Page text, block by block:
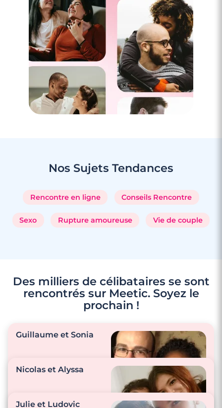
3 minutes
Nos Sujets Tendances
Rencontre en ligne Conseils Rencontre
Sexo Rupture amoureuse Vie de couple
Des milliers de célibataires se sont
rencontrés sur Meetic. Soyez le
prochain !
Guillaume et Sonia
"S’aimer comme la
Nicolas et Alyssa
Julie et Ludovic